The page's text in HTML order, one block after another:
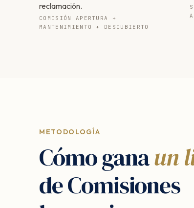
reclamación.
COMISIÓN APERTURA +
MANTENIMIENTO + DESCUBIERTO
METODOLOGÍA
Cómo ganaun
de Comisiones